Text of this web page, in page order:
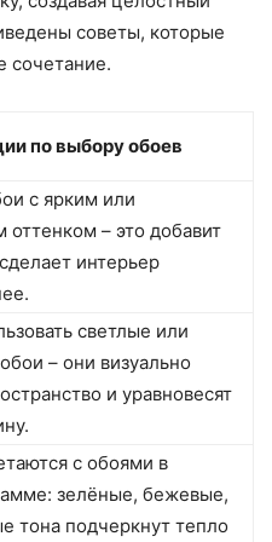
советы, которые
сочетание.
по выбору обоев
с ярким или
– это добавит
интерьер
светлые или
– они визуально
и уравновесят
с обоями в
зелёные, бежевые,
тона подчеркнут тепло